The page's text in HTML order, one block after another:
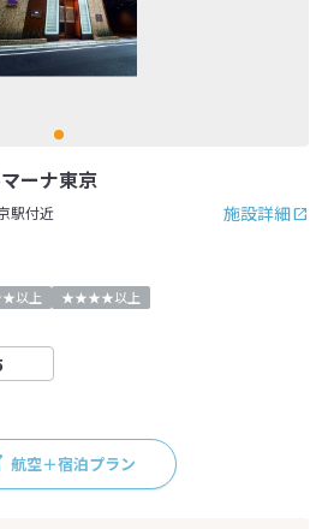
ーナ東京
施設詳細
駅付近
以上
★★★★以上
航空＋宿泊プラン